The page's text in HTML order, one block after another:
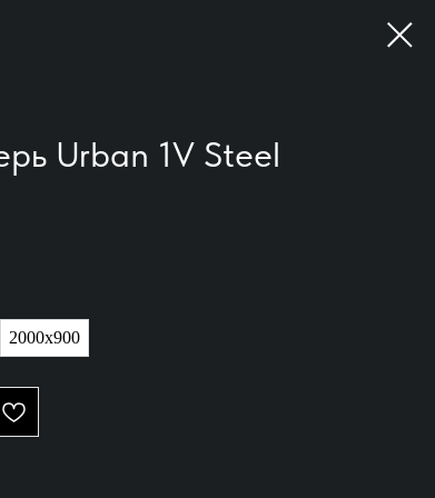
Urban 1V Steel
2000х900